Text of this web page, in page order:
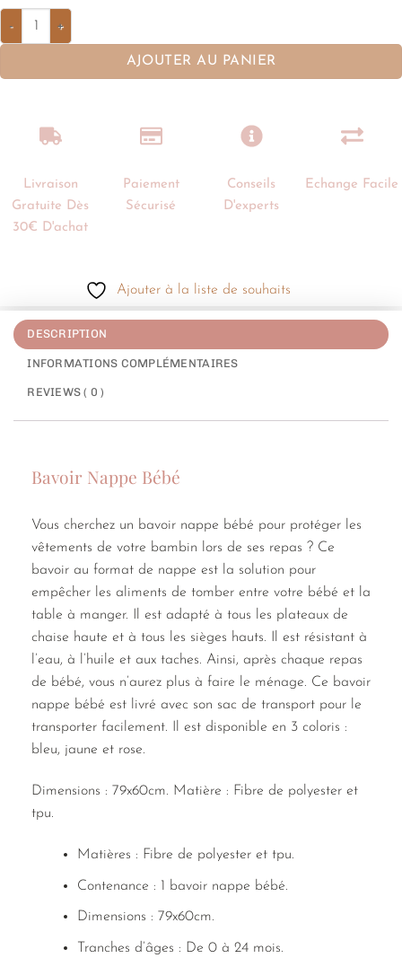
AJOUTER AU PANIER
Livraison
Gratuite Dès
30€ D'achat
Paiement
Sécurisé
Conseils
D'experts
Echange Facile
Ajouter à la liste de souhaits
DESCRIPTION
INFORMATIONS COMPLÉMENTAIRES
REVIEWS ( 0 )
Bavoir Nappe Bébé
Vous cherchez un bavoir nappe bébé pour protéger les
vêtements de votre bambin lors de ses repas ? Ce
bavoir au format de nappe est la solution pour
empêcher les aliments de tomber entre votre bébé et la
table à manger. Il est adapté à tous les plateaux de
chaise haute et à tous les sièges hauts. Il est résistant à
l’eau, à l’huile et aux taches. Ainsi, après chaque repas
de bébé, vous n’aurez plus à faire le ménage. Ce bavoir
nappe bébé est livré avec son sac de transport pour le
transporter facilement. Il est disponible en 3 coloris :
bleu, jaune et rose.
Dimensions : 79x60cm. Matière : Fibre de polyester et
tpu.
Matières : Fibre de polyester et tpu.
Contenance : 1 bavoir nappe bébé.
Dimensions : 79x60cm.
Tranches d’âges : De 0 à 24 mois.